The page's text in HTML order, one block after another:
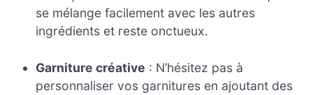
se mélange facilement avec les autres
ingrédients et reste onctueux.
Garniture créative : N’hésitez pas à
personnaliser vos garnitures en ajoutant des